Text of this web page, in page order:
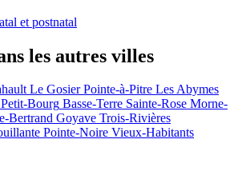
et postnatal
les autres villes
Le Gosier Pointe-à-Pitre Les Abymes
Petit-Bourg Basse-Terre Sainte-Rose Morne-
Bertrand Goyave Trois-Rivières
Pointe-Noire Vieux-Habitants